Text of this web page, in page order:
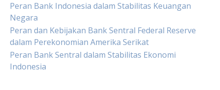
Peran Bank Indonesia dalam Stabilitas Keuangan
Negara
Peran dan Kebijakan Bank Sentral Federal Reserve
dalam Perekonomian Amerika Serikat
Peran Bank Sentral dalam Stabilitas Ekonomi
Indonesia